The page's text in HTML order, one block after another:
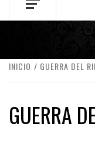
INICIO GUERRA DEL
GUERRA